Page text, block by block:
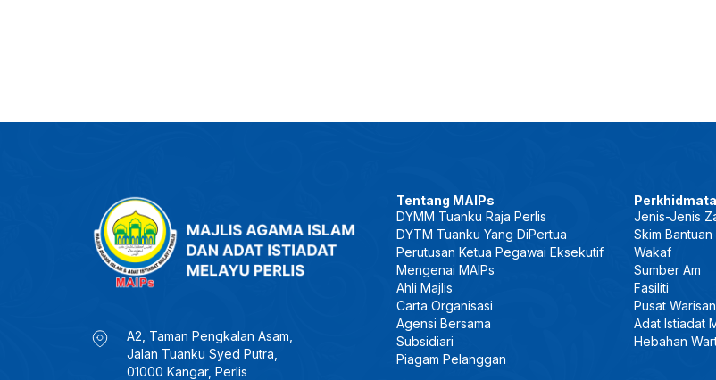
A2, Taman Pengkalan Asam,
Jalan Tuanku Syed Putra,
01000 Kangar, Perlis
Tentang MAIPs
DYMM Tuanku Raja Perlis
DYTM Tuanku Yang DiPertua
Perutusan Ketua Pegawai Eksekutif
Mengenai MAIPs
Ahli Majlis
Carta Organisasi
Agensi Bersama
Subsidiari
Piagam Pelanggan
Jenis-Jenis
Skim
Wakaf
Sumber Am
Fasiliti
Pusat Warisan
Adat Istiadat
Hebahan